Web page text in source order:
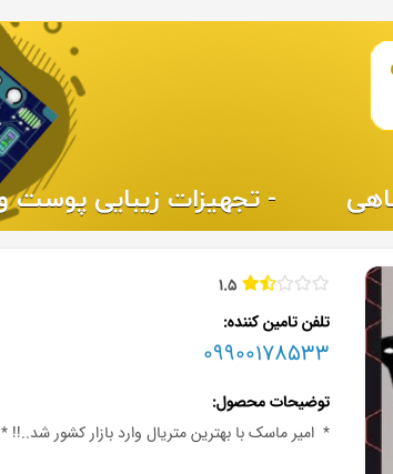
1.5
تلفن تامین کننده
09900178533
توضیحات محصول
* ️ امیر ماسک با بهترین متریال وارد بازار کشور شد..!! *